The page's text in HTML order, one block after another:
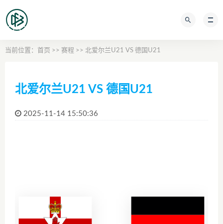
当前位置： 首页 >> 赛程 >> 北爱尔兰U21 VS 德国U21
北爱尔兰U21 VS 德国U21
2025-11-14 15:50:36